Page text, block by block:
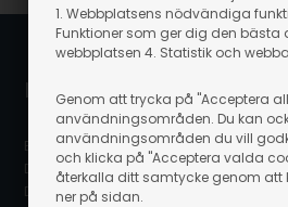
1. Webbplatsens nödvändiga
Funktioner som ger dig den
webbplatsen 4. Statistik och
Genom att trycka på "Acceptera
användningsområden. Du kan
användningsområden du vill
och klicka på "Acceptera valda
återkalla ditt samtycke genom att
ner på sidan.
Linaa.se / Linå A/S
Bergsøesvej 11
DK-8600 Silkeborg
Danmark